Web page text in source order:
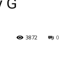
0
3872